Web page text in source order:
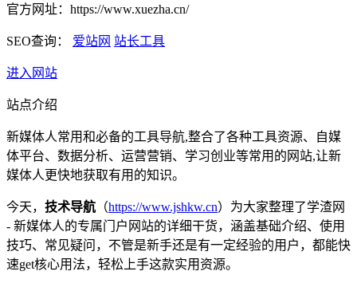
官方网址：https://www.xuezha.cn/
SEO查询： 爱站网 站长工具
进入网站
站点介绍
新媒体人常用和必备的工具导航,整合了各种工具资源、自媒
体平台、数据分析、运营营销、学习创业等常用的网站,让新
媒体人更快地获取有用的知识。
今天， 技术导航 （https://www.jshkw.cn）为大家整理了学渣网
- 新媒体人的专属门户网站的详细干货，涵盖基础介绍、使用
技巧、常见疑问，不管是新手还是有一定经验的用户，都能快
速get核心用法，轻松上手这款实用资源。